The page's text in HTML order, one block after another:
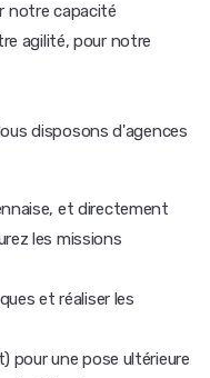
notre capacité
agilité, pour notre
disposons d'agences
et directement
les missions
et réaliser les
pour une pose ultérieure